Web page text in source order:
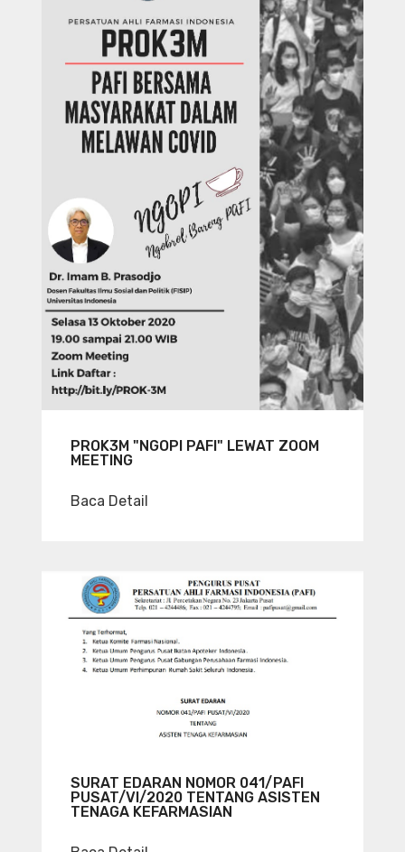
PROK3M "NGOPI PAFI" LEWAT ZOOM
MEETING
Baca Detail
SURAT EDARAN NOMOR 041/PAFI
PUSAT/VI/2020 TENTANG ASISTEN
TENAGA KEFARMASIAN